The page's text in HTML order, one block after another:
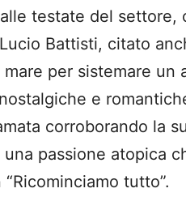
testate del settore,
Battisti, citato
per sistemare un
e
corroborando la
una passione atopica
tutto”.